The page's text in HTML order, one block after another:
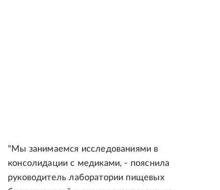
"Мы занимаемся исследованиями в
консолидации с медиками, - пояснила
руководитель лаборатории пищевых